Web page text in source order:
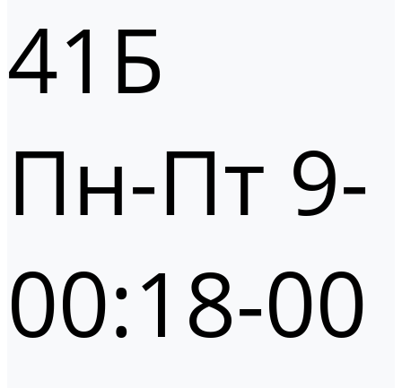
41Б
Пн-Пт 9-
00:18-00